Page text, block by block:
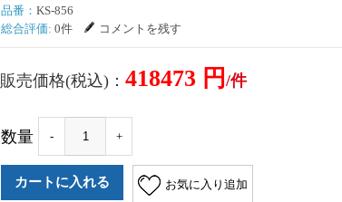
品番： KS-856
総合評価: 0件 コメントを残す
販売価格(税込)： 418473 円 /件
数量 - +
お気に入り追加